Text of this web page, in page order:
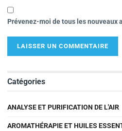
Prévenez-moi de tous les nouveaux
Catégories
ANALYSE ET PURIFICATION DE L'AIR
AROMATHÉRAPIE ET HUILES